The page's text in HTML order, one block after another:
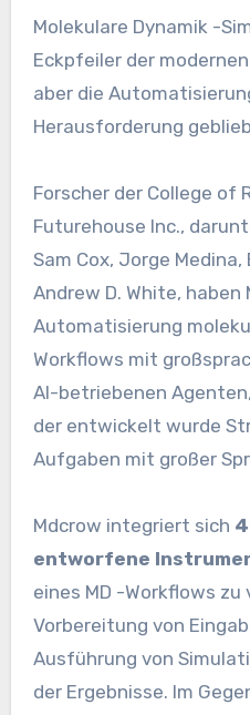
Molekulare Dynamik -Simulationen (MD) sind ein
Eckpfeiler der
aber die
Herausforderung
Forscher der College of
Futurehouse Inc.,
Sam Cox, Jorge
Andrew D. White,
Automatisierung
Workflows mit
AI-betriebenen
der entwickelt wurde
Aufgaben mit großer
Mdcrow integriert sich
entworfene
eines MD -Workflows
Vorbereitung von
Ausführung von
der Ergebnisse. Im